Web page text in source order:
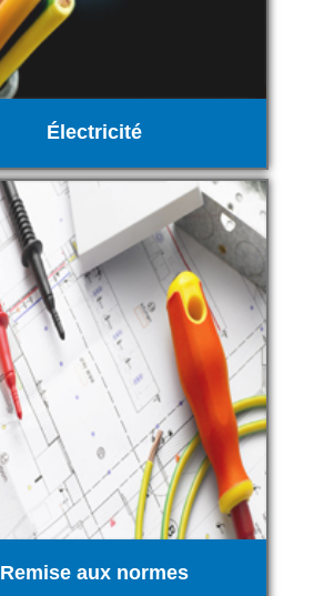
Électricité
Remise aux normes